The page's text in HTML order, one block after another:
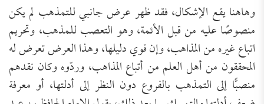
وهاهنا يقع الإشكال، فقد ظهر عرض جانبي للتمذهب لم يكن
منصوصًا عليه من قبل الأئمة، وهو التعصب للمذهب، وتحريم
اتباع غيره من المذاهب، وإن قوي دليلها، وهذا العرض تعرض له
المحققون من أهل العلم من أتباع المذاهب، وردّوه وكان نقدهم
منصبًّا إلى التمذهب بالفروع دون النظر إلى أدلتها، أو معرفة